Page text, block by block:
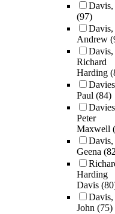
Davis,
(97)
Davis,
Andrew
Davis,
Richard
Harding
Paul (84)
Peter
Maxwell
Davis,
Geena
Harding
Davis
Davis,
John (75)